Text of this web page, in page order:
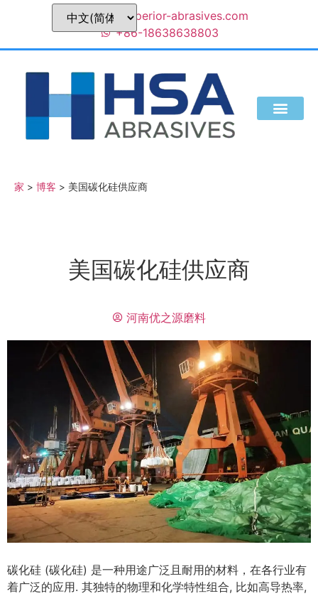
sales@superior-abrasives.com
+86-18638638803
家 > 博客 > 美国碳化硅供应商
美国碳化硅供应商
河南优之源磨料
碳化硅 (碳化硅) 是一种用途广泛且耐用的材料，在各行业有
着广泛的应用. 其独特的物理和化学特性组合, 比如高导热率,